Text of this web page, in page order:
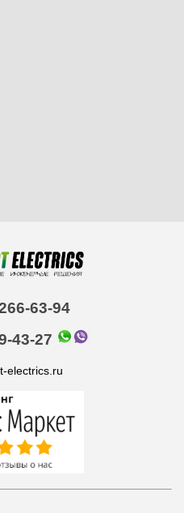
63-94
43-27
electrics.ru